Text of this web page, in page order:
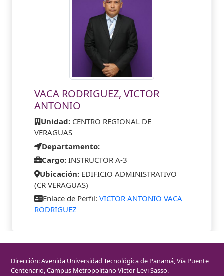
VACA RODRIGUEZ, VICTOR
ANTONIO
Unidad: CENTRO REGIONAL DE
VERAGUAS
Departamento:
Cargo: INSTRUCTOR A-3
Ubicación: EDIFICIO ADMINISTRATIVO
(CR VERAGUAS)
Enlace de Perfil: VICTOR ANTONIO VACA
RODRIGUEZ
Dirección: Avenida Universidad Tecnológica de Panamá, Vía Puente
Centenario, Campus Metropolitano Víctor Levi Sasso.